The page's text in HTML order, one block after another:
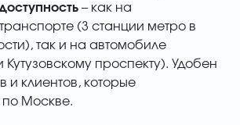
– как на
(3 станции метро в
так и на автомобиле
Кутузовскому проспекту). Удобен
и клиентов, которые
Москве.